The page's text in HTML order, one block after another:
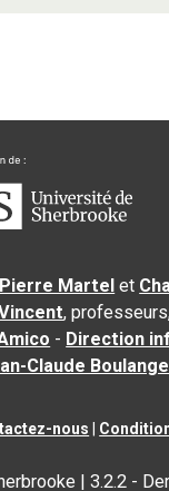
Pierre Martel et
,
- Direction
Claude
nous
|3.2.2 -